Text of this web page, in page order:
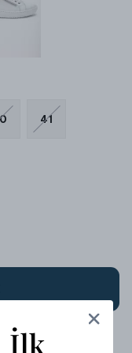
41
İlk